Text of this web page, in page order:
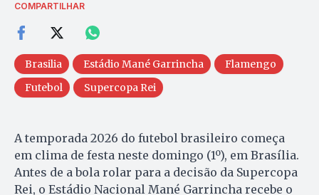
COMPARTILHAR
Brasilia Estádio Mané Garrincha
Flamengo
Futebol
Supercopa Rei
A temporada 2026 do futebol brasileiro começa
em clima de festa neste domingo (1º), em Brasília.
Antes de a bola rolar para a decisão da Supercopa
Rei, o Estádio Nacional Mané Garrincha recebe o